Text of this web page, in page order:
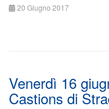
20 Giugno 2017
Venerdì 16
Castions di